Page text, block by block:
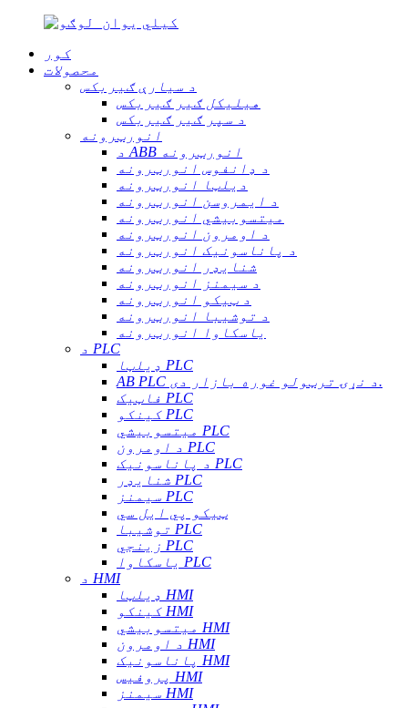
کور
محصولات
د سیارې ګیربکس
هیلیکل ګیر ګیربکس
د سپر ګیر ګیربکس
انورټرونه
د ABB انورټرونه
د ډانفوس انورټرونه
دیلټا انورټرونه
د ایمروسن انورټرونه
میتسوبیشي انورټرونه
د اومرون انورټرونه
د پاناسونیک انورټرونه
شنایډر انورټرونه
د سیمنز انورټرونه
د ټیکو انورټرونه
د توشیبا انورټرونه
یاسکاوا انورټرونه
د PLC
ډیلټا PLC
AB PLC د نړۍ ترټولو غوره بازار دی.
فاټیک PLC
کینکو PLC
میتسوبیشي PLC
د اومرون PLC
د پاناسونیک PLC
شنایډر PLC
سیمنز PLC
ټیکو پي ایل سي
توشیبا PLC
زینجي PLC
یاسکاوا PLC
د HMI
ډیلټا HMI
کینکو HMI
میتسوبیشي HMI
د اومرون HMI
پاناسونیک HMI
پروفیس HMI
سیمنز HMI